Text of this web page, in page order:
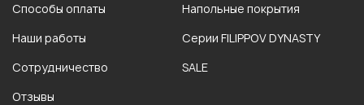
Способы оплаты
Наши работы
Сотрудничество
Отзывы
Напольные покрытия
Серии FILIPPOV DYNASTY
SALE